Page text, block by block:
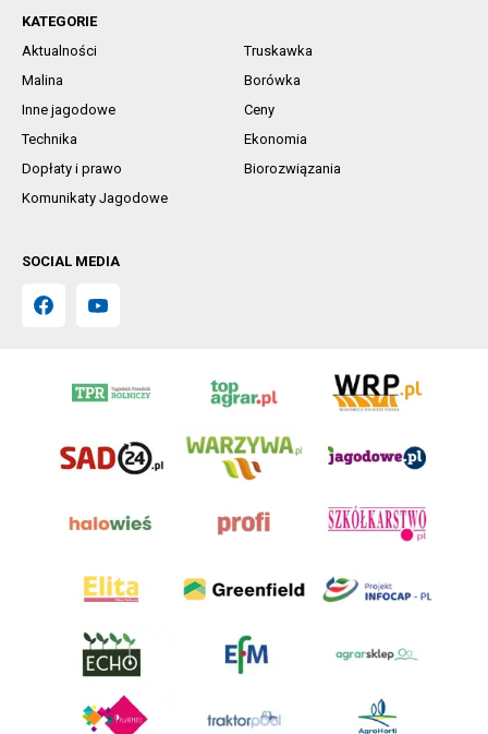
KATEGORIE
Aktualności
Truskawka
Malina
Borówka
Inne jagodowe
Ceny
Technika
Ekonomia
Dopłaty i prawo
Biorozwiązania
Komunikaty Jagodowe
SOCIAL MEDIA